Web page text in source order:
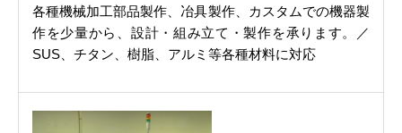
各種機械加工部品製作、冶具製作、カスタムでの機器製
作を少量から、設計・組み立て・製作を承ります。／
SUS、チタン、樹脂、アルミ等各種材料に対応